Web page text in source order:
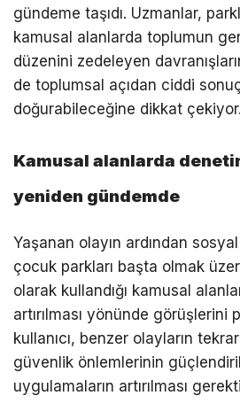
gündeme taşıdı. Uzmanlar,
kamusal alanlarda toplumun
düzenini zedeleyen
de toplumsal açıdan ciddi
doğurabileceğine dikkat çekiyor.
Kamusal alanlarda
yeniden gündemde
Yaşanan olayın ardından sosyal
çocuk parkları başta olmak
olarak kullandığı kamusal
artırılması yönünde görüşlerini
kullanıcı, benzer olayların
güvenlik önlemlerinin
uygulamaların artırılması